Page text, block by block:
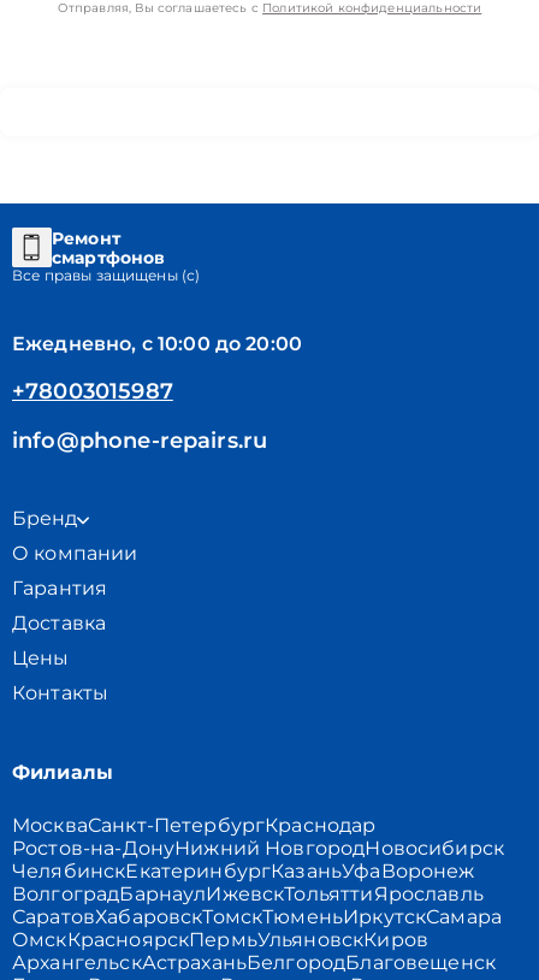
Отправляя, Вы соглашаетесь с Политикой конфиденциальности
Ремонт
смартфонов
Все правы защищены (с)
Ежедневно, с 10:00 до 20:00
+78003015987
info@phone-repairs.ru
Бренд
О компании
Гарантия
Доставка
Цены
Контакты
Филиалы
МоскваСанкт-ПетербургКраснодар
Ростов-на-ДонуНижний НовгородНовосибирск
ЧелябинскЕкатеринбургКазаньУфаВоронеж
ВолгоградБарнаулИжевскТольяттиЯрославль
СаратовХабаровскТомскТюменьИркутскСамара
ОмскКрасноярскПермьУльяновскКиров
АрхангельскАстраханьБелгородБлаговещенск